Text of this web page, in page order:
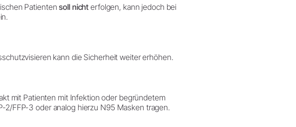
Patientensoll nichterfolgen, kann jedoch bei
kann die Sicherheit weiter erhöhen.
mit Patienten mit Infektion oder begründetem
2/FFP-3 oder analog hierzu N95 Masken tragen.